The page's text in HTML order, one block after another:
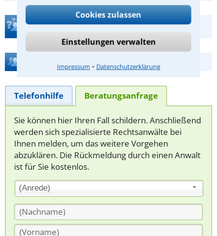
Cookies zulassen
Einstellungen verwalten
Impressum ⁃ Datenschutzerklärung
Teste Dein Rechtswissen
Telefonhilfe Beratungsanfrage
Sie können hier Ihren Fall schildern. Anschließend
werden sich spezialisierte Rechtsanwälte bei
Ihnen melden, um das weitere Vorgehen
abzuklären. Die Rückmeldung durch einen Anwalt
ist für Sie kostenlos.
(Anrede)